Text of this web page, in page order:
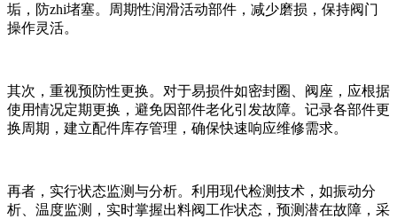
垢，防zhi堵塞。周期性润滑活动部件，减少磨损，保持阀门
操作灵活。
其次，重视预防性更换。对于易损件如密封圈、阀座，应根据
使用情况定期更换，避免因部件老化引发故障。记录各部件更
换周期，建立配件库存管理，确保快速响应维修需求。
再者，实行状态监测与分析。利用现代检测技术，如振动分
析、温度监测，实时掌握出料阀工作状态，预测潜在故障，采